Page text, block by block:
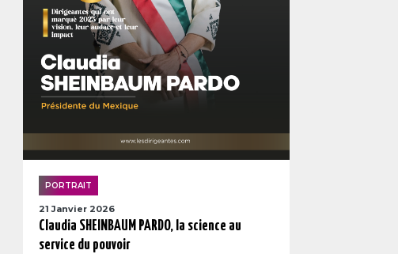
PORTRAIT
21 Janvier 2026
Claudia SHEINBAUM PARDO, la science au
service du pouvoir